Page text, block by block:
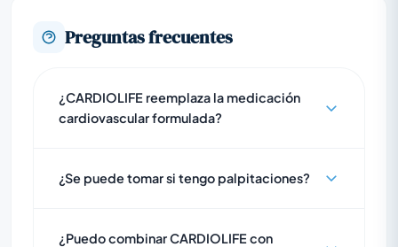
Preguntas frecuentes
¿CARDIOLIFE reemplaza la medicación
cardiovascular formulada?
¿Se puede tomar si tengo palpitaciones?
¿Puedo combinar CARDIOLIFE con